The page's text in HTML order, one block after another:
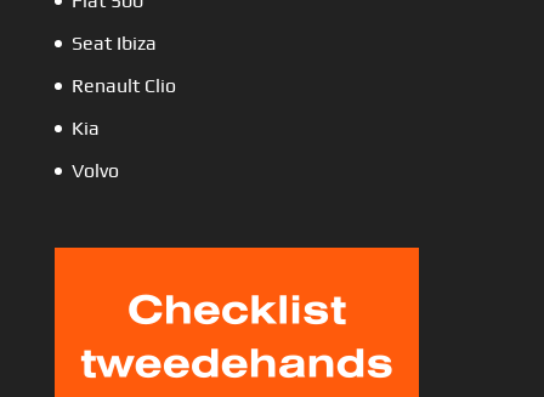
Seat Ibiza
Renault Clio
Kia
Volvo